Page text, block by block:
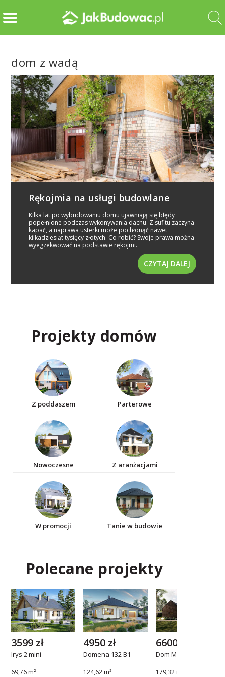
dom z wadą
Rękojmia na usługi budowlane
Kilka lat po wybudowaniu domu ujawniają się błędy
popełnione podczas wykonywania dachu. Z sufitu zaczyna
kapać, a naprawa usterki może pochłonąć nawet
kilkadziesiąt tysięcy złotych. Co robić? Swoje prawa można
wyegzekwować na podstawie rękojmi.
CZYTAJ DALEJ
Projekty domów
Z poddaszem Parterowe
Nowoczesne Z aranżacjami
W promocji Tanie w budowie
Polecane projekty
Irys 2 mini
69,76 m²
3599 zł
Domena 132 B1
124,62 m²
4950 zł
Dom Malaga
179,32 m²
6600 zł